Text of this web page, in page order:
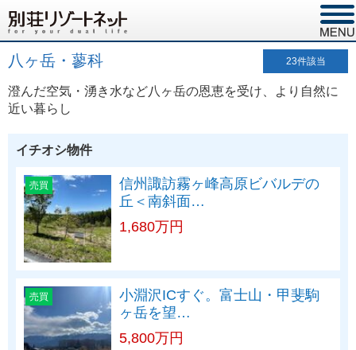
八ヶ岳・蓼科 23件該当
澄んだ空気・湧き水など八ヶ岳の恩恵を受け、より自然に
近い暮らし
イチオシ物件
売買
信州諏訪霧ヶ峰高原ビバルデの
丘＜南斜面…
1,680万円
売買
小淵沢ICすぐ。富士山・甲斐駒
ヶ岳を望…
5,800万円